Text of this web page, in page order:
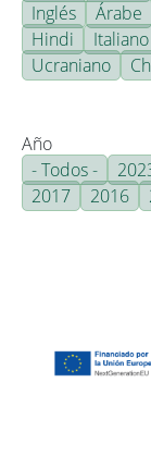
Inglés
Árabe
Hindi
Italiano
Ucraniano
Año
- Todos -
2017
2016